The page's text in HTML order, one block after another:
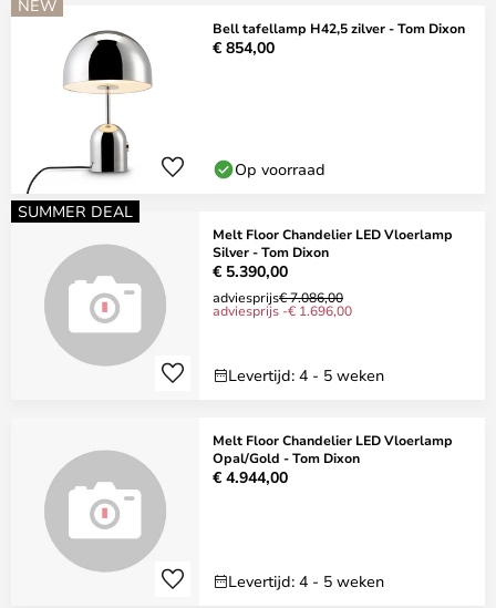
NEW
Bell tafellamp H42,5 zilver - Tom Dixon
€ 854,00
Op voorraad
SUMMER DEAL
Melt Floor Chandelier LED Vloerlamp
Silver - Tom Dixon
€ 5.390,00
adviesprijs€ 7.086,00
adviesprijs -€ 1.696,00
Levertijd: 4 - 5 weken
Melt Floor Chandelier LED Vloerlamp
Opal/Gold - Tom Dixon
€ 4.944,00
Levertijd: 4 - 5 weken